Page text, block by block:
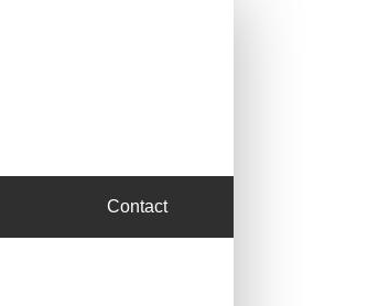
Contact